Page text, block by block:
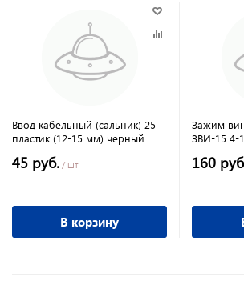
Ввод кабельный (сальник) 25
пластик (12-15 мм) черный
45 руб. / шт
В корзину
Зажим
ЗВИ-15 4-
160